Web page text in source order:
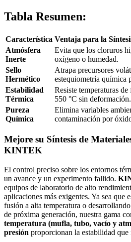
Tabla Resumen:
Característica Ventaja para la
Atmósfera
Inerte
Evita que los cloruros
oxígeno o humedad.
Sello
Hermético
Atrapa precursores
estequiometría química
Estabilidad
Térmica
Resiste temperaturas
550 °C sin deformación.
Pureza
Química
Elimina variables
contaminación por
Mejore su Síntesis de
KINTEK
El control preciso sobre los entornos
un avance y un experimento fallido.
equipos de laboratorio de alto
aplicaciones más exigentes. Ya sea que
fusión a alta temperatura o
de próxima generación, nuestra gama
temperatura (mufla, tubo, vacío y
presión proporcionan la estabilidad que